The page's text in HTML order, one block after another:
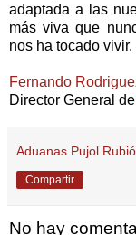
adaptada a las
más viva que
nos ha tocado vivir.
Fernando
Director General de
Aduanas Pujol Rubió
Compartir
No hay